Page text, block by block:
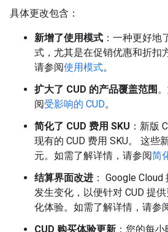
具体更改包含：
新增了使用模式 ：一种更好地
式，尤其是在促销优惠和折扣
请参阅使用模式。
扩大了 CUD 的产品覆盖范围
阅受影响的 CUD。
简化了 CUD 费用 SKU ：新版
现有的 CUD 费用 SKU。 这些
元。如需了解详情，请参阅简
结算界面改进 ： Google Cloud
发生变化，以便针对 CUD 提
化体验。如需了解详情，请参
CUD 购买体验更新 ：您的每